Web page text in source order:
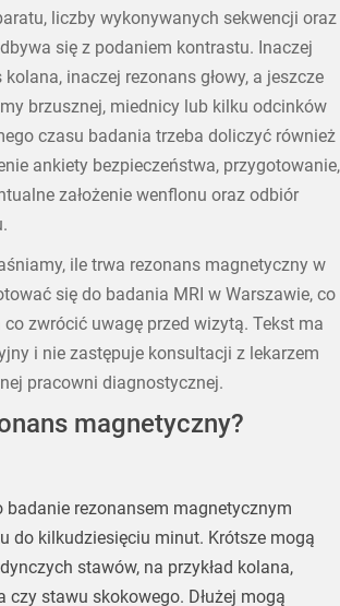
liczby wykonywanych sekwencji oraz
się z podaniem kontrastu. Inaczej
inaczej rezonans głowy, a jeszcze
brzusznej, miednicy lub kilku odcinków
czasu badania trzeba doliczyć również
ankiety bezpieczeństwa, przygotowanie,
założenie wenflonu oraz odbiór
ile trwa rezonans magnetyczny w
się do badania MRI w Warszawie, co
zwrócić uwagę przed wizytą. Tekst ma
i nie zastępuje konsultacji z lekarzem
pracowni diagnostycznej.
magnetyczny?
badanie rezonansem magnetycznym
do kilkudziesięciu minut. Krótsze mogą
stawów, na przykład kolana,
czy stawu skokowego. Dłużej mogą